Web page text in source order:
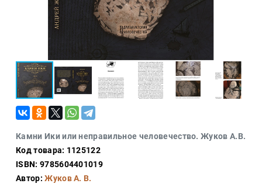
Камни Ики или неправильное человечество. Жуков А.В.
Код товара: 1125122
ISBN: 9785604401019
Автор:Жуков А. В.
Военная
история
Религия
Туризм
Разное
Кухня,
кулинария
Закон